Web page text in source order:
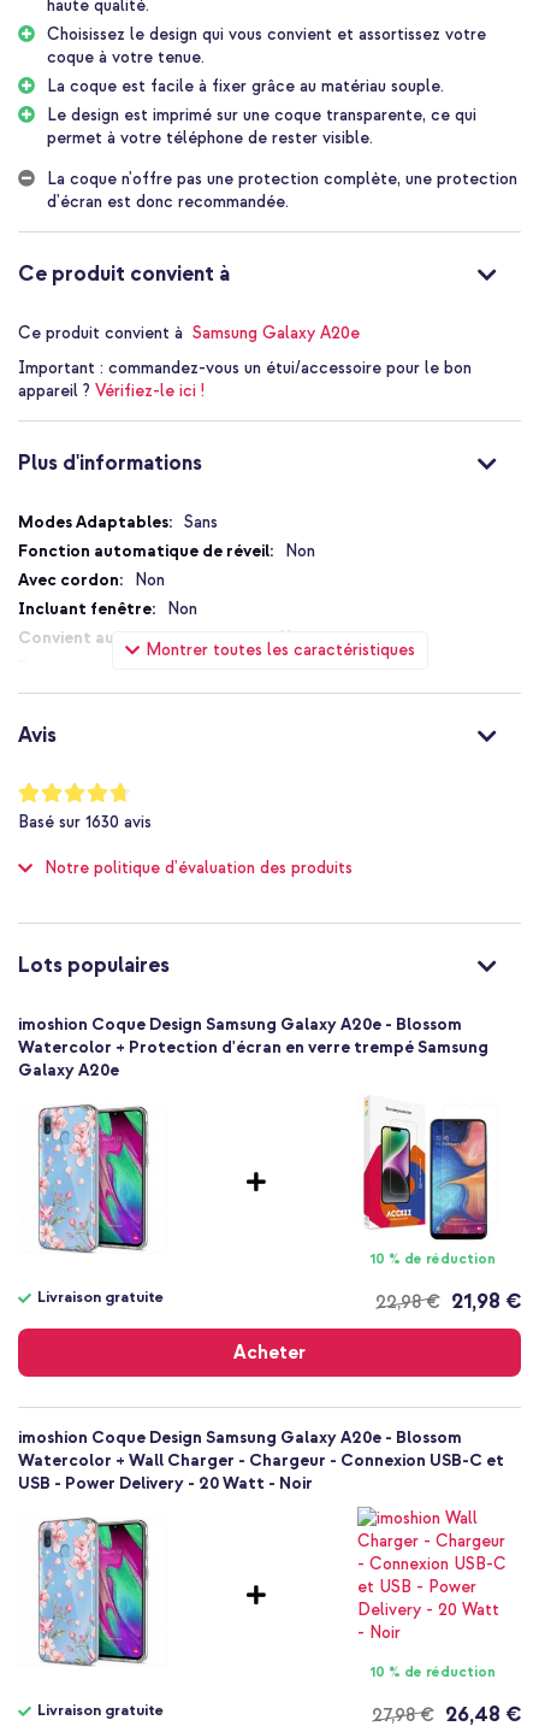
Protège ton appareil lors de petites chutes jusqu'à 1 mètre
Le silicone doux et le TPU assurent une bonne prise en main et
une sensation de confort
L'impression transparente conserve la couleur originale de ton
téléphone et ajoute un aspect élégant
Design fin et léger qui conserve la forme originale de ton
Galaxy A20e
Matière flexible qui facilite l'application et le retrait rapide
Quand la coque Design imoshion
est un bon choix pour toi
facilité d'utilisation, tout en gardant le Galaxy A20e fin tout en le
protégeant au quotidien. Parfait pour ceux qui changent souvent
de look et qui aiment donner une bonne prise en main et un aspect
raffiné à leur téléphone.
Commande la coque Design imoshion et donne à ton Galaxy A20e
une mise à niveau fraîche et élégante immédiatement.
haute qualité.
Choisissez le design qui vous convient et assortissez votre
coque à votre tenue.
La coque est facile à fixer grâce au matériau souple.
Le design est imprimé sur une coque transparente, ce qui
permet à votre téléphone de rester visible.
La coque n'offre pas une protection complète, une protection
d'écran est donc recommandée.
Ce produit convient à
Ce produit convient à Samsung Galaxy A20e
Important : commandez-vous un étui/accessoire pour le bon
appareil ? Vérifiez-le ici !
Plus d'informations
Montrer toutes les caractéristiques
Plus
d'informations
Sans
Non
Non
Non
Non
Non
Non
Non
8719295268690
PODA202F26869001
Multicolore
Silicones et TPU (doux)
Fleurs et Nature
26
SM-A202x
Coque, Coque silicone
Coque
Arrière & latérale
Avis
Notation:
94
%
of
Basé sur 1630 avis
Notre politique d'évaluation des produits
Lots populaires
imoshion Coque Design Samsung Galaxy A20e - Blossom
Watercolor + Protection d'écran en verre trempé Samsung
Galaxy A20e
10 % de réduction
22,98 €
Livraison gratuite 21,98 €
Acheter
gratuite
imoshion Coque Design Samsung Galaxy A20e - Blossom
Watercolor + Wall Charger - Chargeur - Connexion USB-C et
USB - Power Delivery - 20 Watt - Noir
10 % de réduction
27,98 €
Livraison gratuite 26,48 €